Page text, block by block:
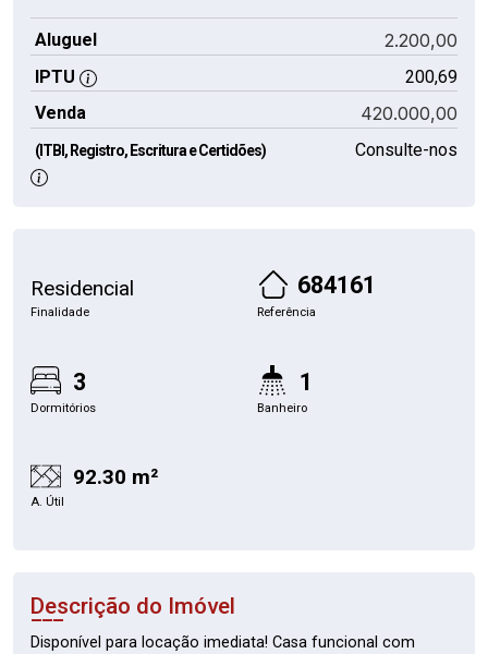
Aluguel 2.200,00
IPTU
200,69
Venda
420.000,00
(ITBI, Registro, Escritura e Certidões) Consulte-nos
Residencial
Finalidade
684161
Referência
3
Dormitórios
1
Banheiro
92.30 m²
A. Útil
Descrição do Imóvel
Disponível para locação imediata! Casa funcional com